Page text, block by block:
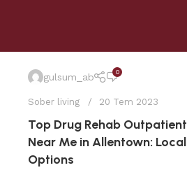
gulsum_ab 0
Sober living 20 Tem 2023
Top Drug Rehab Outpatient
Near Me in Allentown: Local
Options